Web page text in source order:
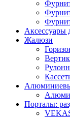
Аксессуары
Жалюзи
Порталы: